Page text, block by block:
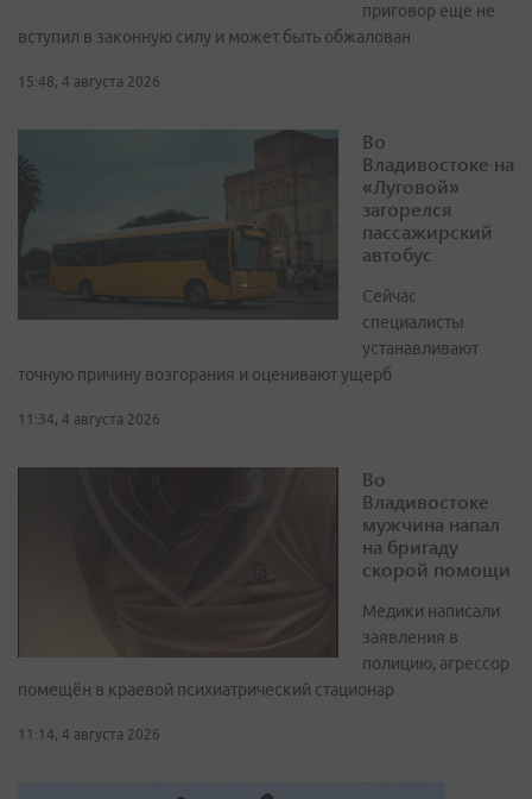
приговор еще не
вступил в законную силу и может быть обжалован
15:48, 4 августа 2026
Во
Владивостоке на
«Луговой»
загорелся
пассажирский
автобус
Сейчас
специалисты
устанавливают
точную причину возгорания и оценивают ущерб
11:34, 4 августа 2026
Во
Владивостоке
мужчина напал
на бригаду
скорой помощи
Медики написали
заявления в
полицию, агрессор
помещён в краевой психиатрический стационар
11:14, 4 августа 2026